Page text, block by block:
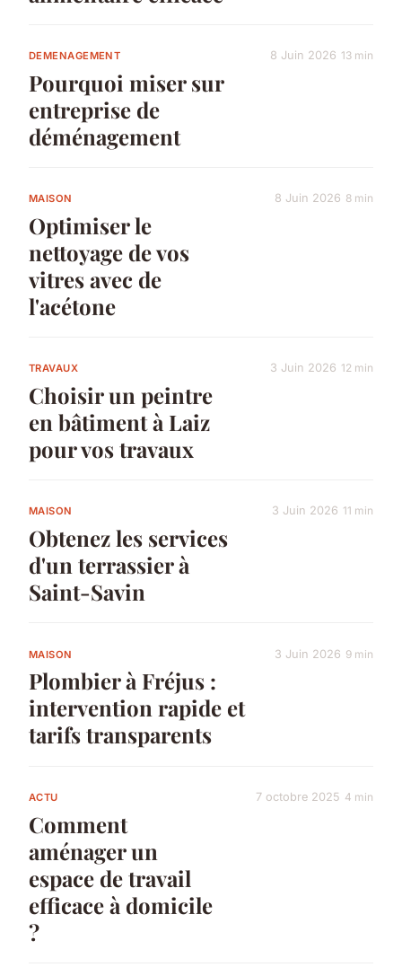
DEMENAGEMENT
Pourquoi miser sur
entreprise de
déménagement
8 Juin 2026 13 min
MAISON
Optimiser le
nettoyage de vos
vitres avec de
l'acétone
8 Juin 2026 8 min
TRAVAUX
Choisir un peintre
en bâtiment à Laiz
pour vos travaux
3 Juin 2026 12 min
MAISON
Obtenez les services
d'un terrassier à
Saint-Savin
3 Juin 2026 11 min
MAISON
Plombier à Fréjus :
intervention rapide et
tarifs transparents
3 Juin 2026 9 min
ACTU
Comment
aménager un
espace de travail
efficace à domicile
?
7 octobre 2025 4 min